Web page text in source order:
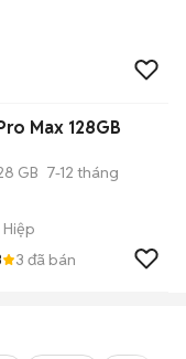
Max 128GB
GB 7-12 tháng
3 đã bán